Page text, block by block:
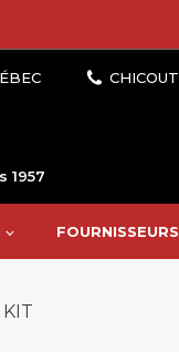
1957
FOURNISSEURS